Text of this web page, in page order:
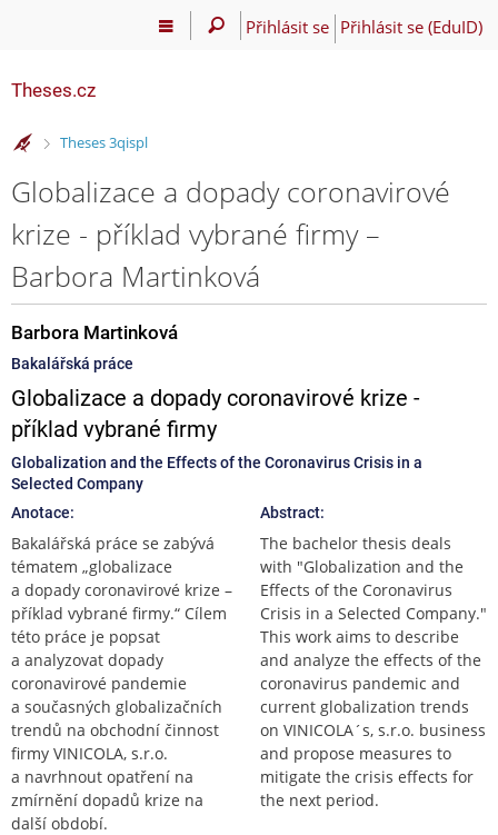
Přihlásit se Přihlásit se (EduID)
Theses.cz
>
Theses 3qispl
Globalizace a dopady coronavirové
krize - příklad vybrané firmy –
Barbora Martinková
Barbora Martinková
Bakalářská práce
Globalizace a dopady coronavirové krize -
příklad vybrané firmy
Globalization and the Effects of the Coronavirus Crisis in a
Selected Company
Anotace:
Bakalářská práce se zabývá
tématem „globalizace
a dopady coronavirové krize –
příklad vybrané firmy.“ Cílem
této práce je popsat
a analyzovat dopady
coronavirové pandemie
a současných globalizačních
trendů na obchodní činnost
firmy VINICOLA, s.r.o.
a navrhnout opatření na
zmírnění dopadů krize na
další období.
Abstract:
The bachelor thesis deals
with "Globalization and the
Effects of the Coronavirus
Crisis in a Selected Company."
This work aims to describe
and analyze the effects of the
coronavirus pandemic and
current globalization trends
on VINICOLA´s, s.r.o. business
and propose measures to
mitigate the crisis effects for
the next period.